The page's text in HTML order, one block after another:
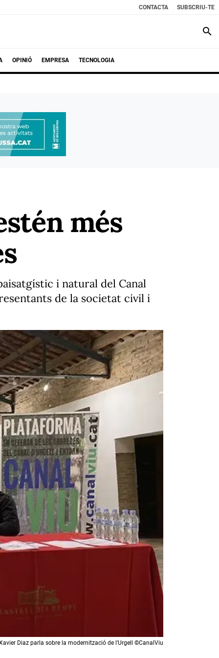
CONTACTA SUBSCRIU-TE
search
OPINIÓ EMPRESA TECNOLOGIA
més
i natural del Canal
de la societat civil i
Diaz parla sobre la modernització de l'Urgell ©CanalViu